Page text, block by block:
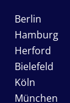
Berlin
Hamburg
Herford
Bielefeld
Köln
München